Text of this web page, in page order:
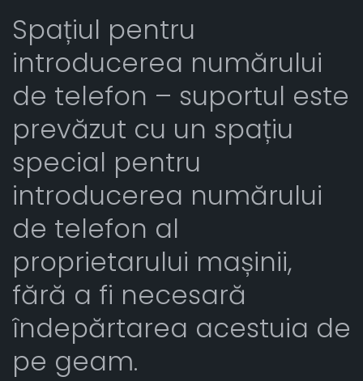
Spațiul pentru
introducerea numărului
de telefon – suportul este
prevăzut cu un spațiu
special pentru
introducerea numărului
de telefon al
proprietarului mașinii,
fără a fi necesară
îndepărtarea acestuia de
pe geam.